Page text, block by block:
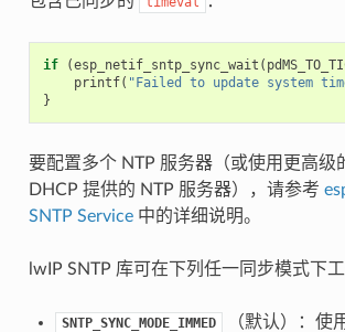
if (esp_netif_sntp_sync_wait (
printf( "Failed to update system
}
要配置多个 NTP 服务器（或使用更高级
DHCP 提供的 NTP 服务器），请参考
SNTP Service中的详细说明。
lwIP SNTP 库可在下列任一同步模式下工
SNTP_SYNC_MODE_IMMED （默认）：使